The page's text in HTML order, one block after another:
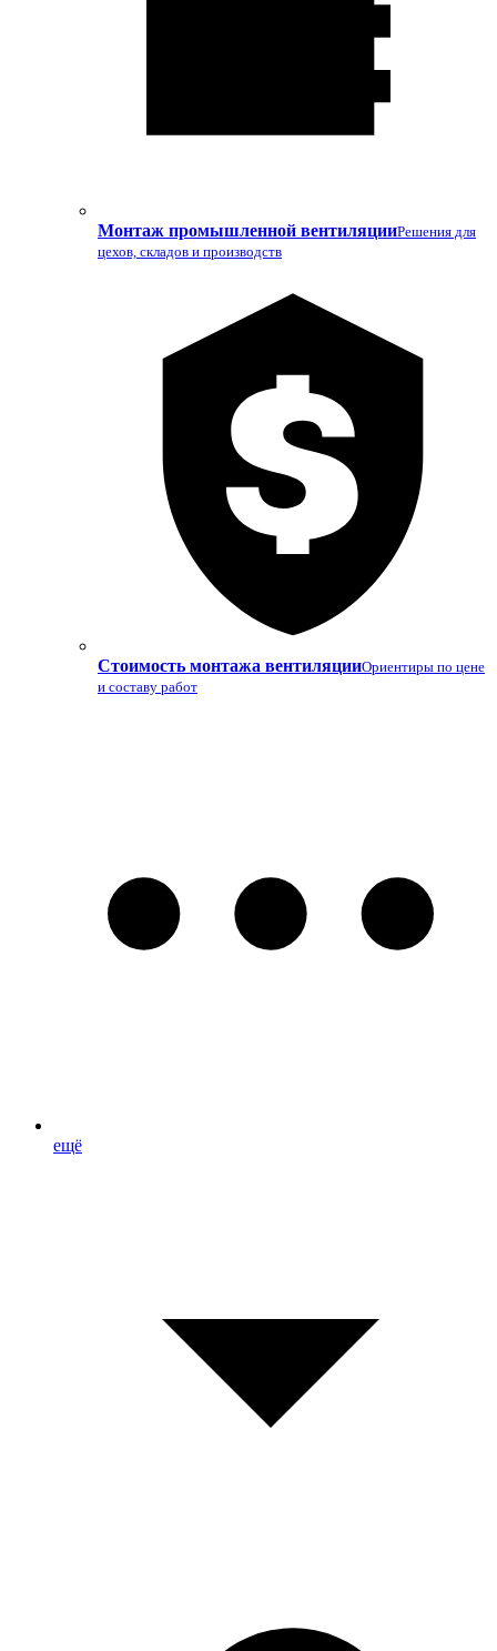
Монтаж промышленной вентиляцииРешения для
цехов, складов и производств
Стоимость монтажа вентиляцииОриентиры по цене
и составу работ
ещё